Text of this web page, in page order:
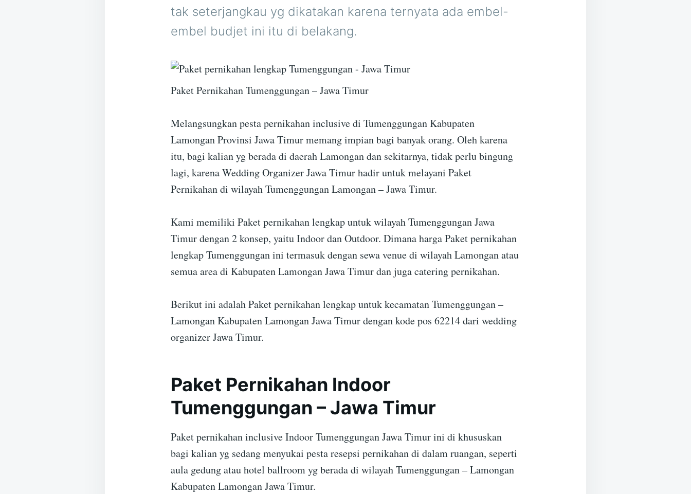
tak seterjangkau yg dikatakan karena ternyata ada embel-
embel budjet ini itu di belakang.
Paket Pernikahan Tumenggungan – Jawa Timur
Melangsungkan pesta pernikahan inclusive di Tumenggungan Kabupaten
Lamongan Provinsi Jawa Timur memang impian bagi banyak orang. Oleh karena
itu, bagi kalian yg berada di daerah Lamongan dan sekitarnya, tidak perlu bingung
lagi, karena Wedding Organizer Jawa Timur hadir untuk melayani Paket
Pernikahan di wilayah Tumenggungan Lamongan – Jawa Timur.
Kami memiliki Paket pernikahan lengkap untuk wilayah Tumenggungan Jawa
Timur dengan 2 konsep, yaitu Indoor dan Outdoor. Dimana harga Paket pernikahan
lengkap Tumenggungan ini termasuk dengan sewa venue di wilayah Lamongan atau
semua area di Kabupaten Lamongan Jawa Timur dan juga catering pernikahan.
Berikut ini adalah Paket pernikahan lengkap untuk kecamatan Tumenggungan –
Lamongan Kabupaten Lamongan Jawa Timur dengan kode pos 62214 dari wedding
organizer Jawa Timur.
Paket Pernikahan Indoor
Tumenggungan – Jawa Timur
Paket pernikahan inclusive Indoor Tumenggungan Jawa Timur ini di khususkan
bagi kalian yg sedang menyukai pesta resepsi pernikahan di dalam ruangan, seperti
aula gedung atau hotel ballroom yg berada di wilayah Tumenggungan – Lamongan
Kabupaten Lamongan Jawa Timur.